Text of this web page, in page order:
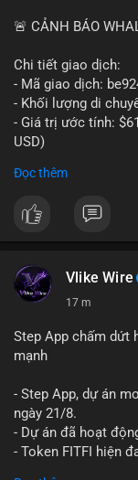
🚨 CẢNH BÁO
Chi tiết giao dịch:
- Mã giao dịch:
- Khối lượng di
- Giá trị ước tính:
USD)
Khối lượng 9.608
quá lớn để gây áp
biến động có thể là
hoặc tái phân bổ
giảm nguồn cung
sàn nóng, thị
Lời khuyên cho nhà
dịch này. Nếu BTC
là tín hiệu tích cực
Đọc thêm
Vlike Wire
17 m
Step App chấm dứt
mạnh
- Step App, dự án
ngày 21/8.
- Dự án đã hoạt
- Token FITFI hiện